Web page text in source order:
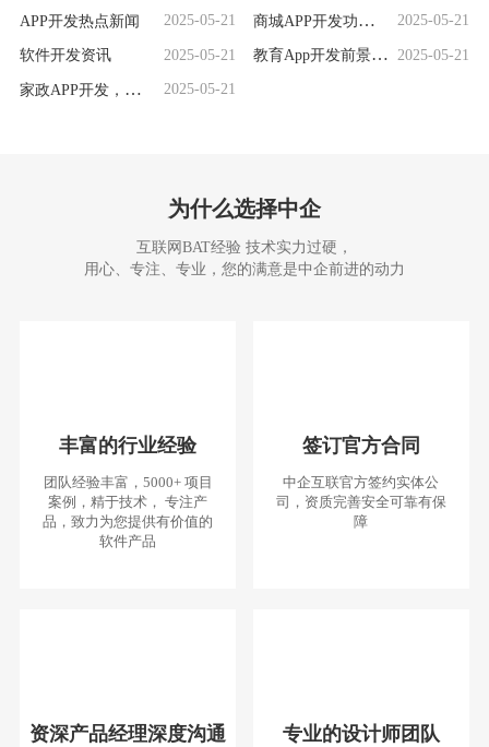
景分析：乘势而
上，潜力无限
析：满足用户需求
与市场竞争要素
APP开发热点新闻 2025-05-21
商城APP开发功能全
解析
2025-05-21
软件开发资讯 2025-05-21
教育App开发前景剖
2025-05-21
家政APP开发，这些
2025-05-21
为什么选择中企
互联网BAT经验 技术实力过硬，
用心、专注、专业，您的满意是中企前进的动力
丰富的行业经验
团队经验丰富，5000+ 项目
案例，精于技术， 专注产
品，致力为您提供有价值的
软件产品
签订官方合同
中企互联官方签约实体公
司，资质完善安全可靠有保
障
资深产品经理深度沟通 专业的设计师团队